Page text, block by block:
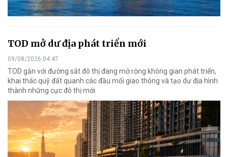
TOD mở dư địa phát triển mới
09/08/2026 04:47
TOD gắn với đường sắt đô thị đang mở rộng không gian phát triển,
khai thác quỹ đất quanh các đầu mối giao thông và tạo dư địa hình
thành những cực đô thị mới.